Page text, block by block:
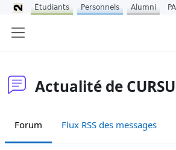
Actualité de
Forum Flux RSS des messages
Étudiants Personnels Alumni